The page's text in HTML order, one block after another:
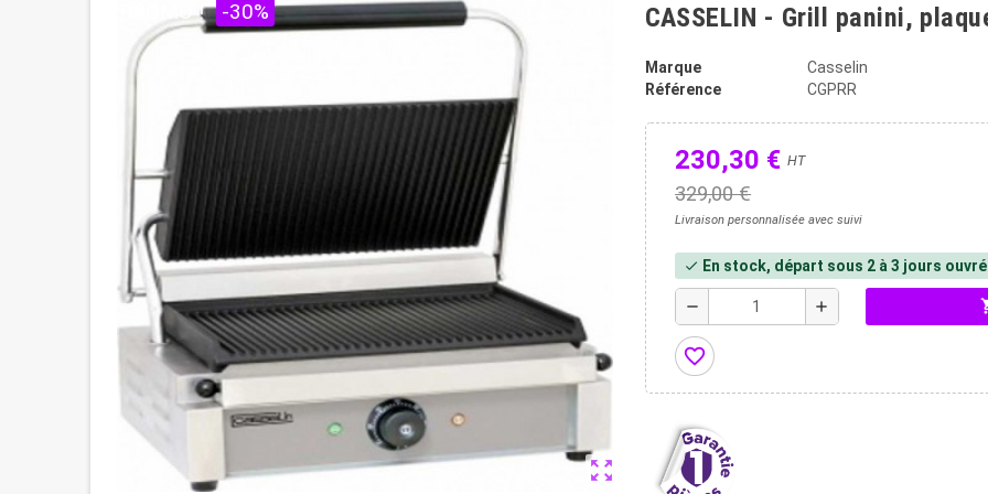
zoom_out_map
PROMO ! -30% CASSELIN - Grill panini,
Marque
Casselin
Référence
CGPRR
230,30 € HT
329,00 €
Livraison personnalisée avec suivi
check En stock, départ sous 2 à 3 jours
remove add
favorite_border